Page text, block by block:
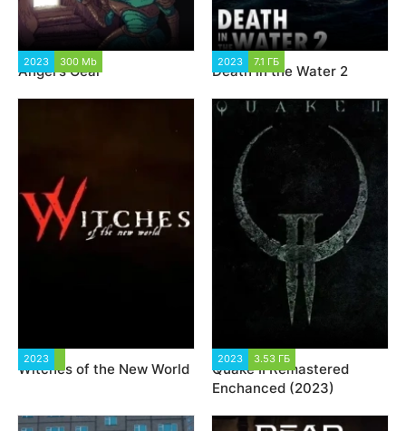
2023 300 Mb
Angel's Gear
2023 7.1 ГБ
Death in the Water 2
2023
Witches of the New World
2023 3.53 ГБ
Quake II Remastered
Enchanced (2023)